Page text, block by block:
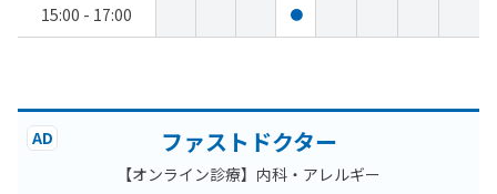
15:00 - 17:00 ●
AD ファストドクター
【オンライン診療】内科・アレルギー